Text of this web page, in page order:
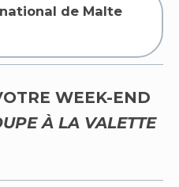
de Malte
WEEK-END
À LA VALETTE